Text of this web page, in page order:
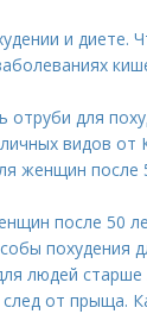
и диете.
отруби для
видов от
женщин после
после 50
похудения
людей старше
от прыща.